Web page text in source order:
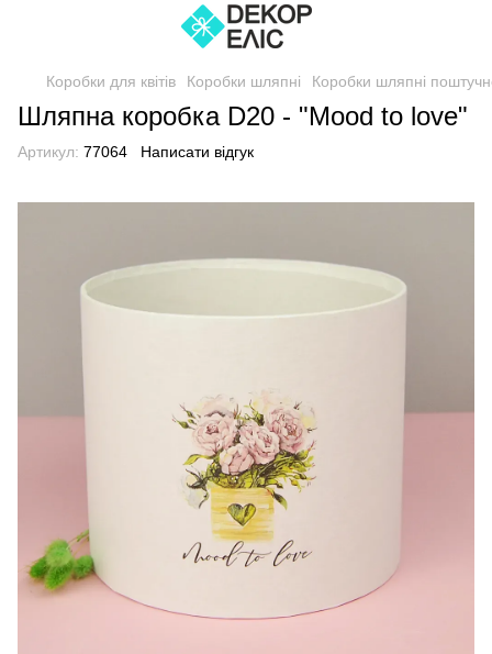
Коробки для квітів Коробки шляпні Коробки шляпні
Шляпна коробка D20 - "Mood to love"
Артикул: 77064 Написати відгук